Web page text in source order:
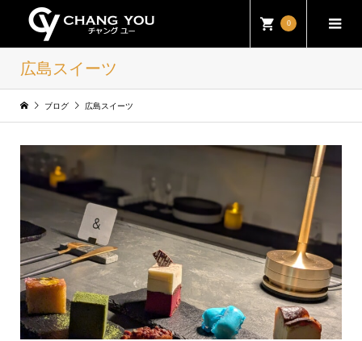
0
広島スイーツ
ブログ 広島スイーツ